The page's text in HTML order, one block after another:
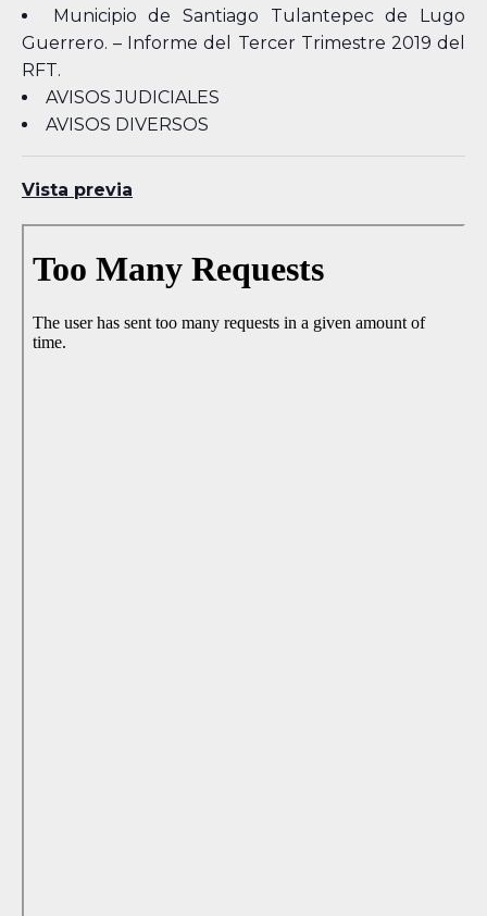
Municipio de Santiago Tulantepec de Lugo
Guerrero. – Informe del Tercer Trimestre 2019 del
RFT.
AVISOS JUDICIALES
AVISOS DIVERSOS
Vista previa
Skip
to
PDF
content